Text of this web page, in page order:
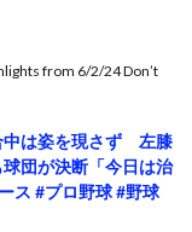
from 6/2/24 Don’t
中は姿を現さず 左膝
団が決断「今日は治
ス #プロ野球 #野球